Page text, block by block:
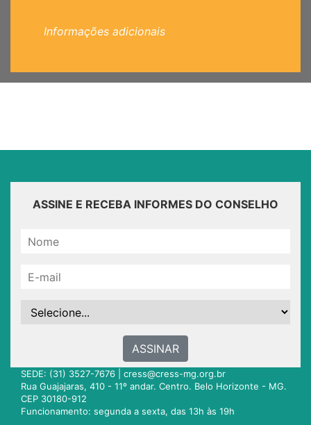
Informações adicionais
ASSINE E RECEBA INFORMES DO CONSELHO
ASSINAR
SEDE: (31) 3527-7676 | cress@cress-mg.org.br
Rua Guajajaras, 410 - 11º andar. Centro. Belo Horizonte - MG.
CEP 30180-912
Funcionamento: segunda a sexta, das 13h às 19h